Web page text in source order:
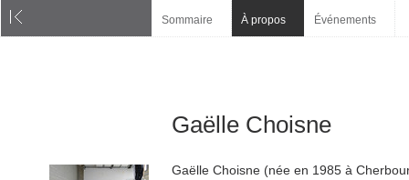
Sommaire À propos Événements
Gaëlle Choisne
Gaëlle Choisne (née en 1985 à